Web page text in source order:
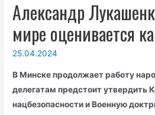
Александр
мире оценивается
25.04.2024
В Минске продолжает работу
делегатам предстоит утвердить
нацбезопасности и Военную